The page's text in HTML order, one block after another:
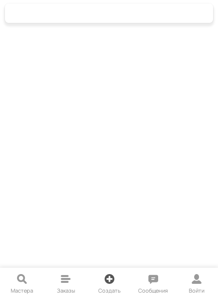
Мастера Заказы Создать Сообщения Войти